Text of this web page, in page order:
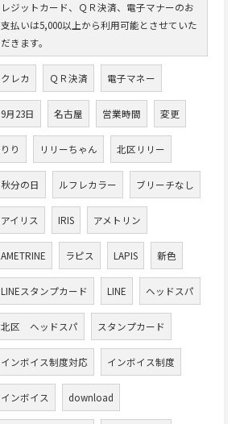
レジットカード、ＱＲ決済、電子マナーのお
支払いは5,000以上から利用可能とさせていた
だきます。
クレカ ＱＲ決済 電子マネー
9月23日 名古屋 営業時間 変更
りり リリーちゃん 北区リリー
秋分の日 ルフレカラー ブリーチなし
アイリス IRIS アメトリン
AMETRINE ラピス LAPIS 新色
LINEスタンプカード LINE ヘッドスパ
北区 ヘッドスパ スタンプカード
インボイス制度対応 インボイス制度
インボイス download